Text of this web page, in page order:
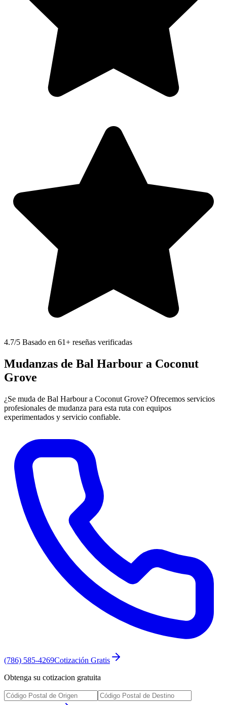
4.7/5 Basado en 61+ reseñas verificadas
Mudanzas de Bal Harbour a Coconut
Grove
¿Se muda de Bal Harbour a Coconut Grove? Ofrecemos servicios
profesionales de mudanza para esta ruta con equipos
experimentados y servicio confiable.
(786) 585-4269Cotización Gratis
Obtenga su cotizacion gratuita